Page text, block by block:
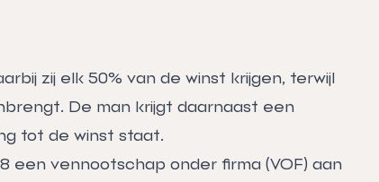
zij elk 50% van de winst krijgen, terwijl
De man krijgt daarnaast een
tot de winst staat.
een vennootschap onder firma (VOF) aan